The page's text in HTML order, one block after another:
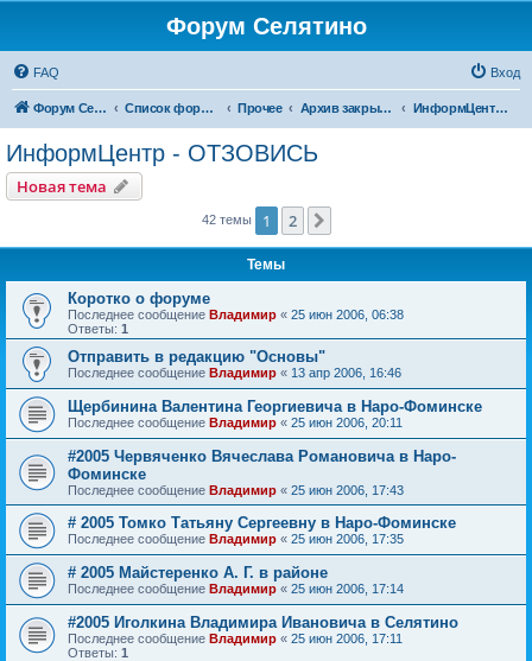
Форум Селятино
FAQ Вход
Форум Селятино Список форумов Прочее Архив закрытых тем ИнформЦентр - ОТЗОВИСЬ
ИнформЦентр - ОТЗОВИСЬ
Новая тема
42 темы 1 2
Темы
Коротко о форуме
Последнее сообщение Владимир « 25 июн 2006, 06:38
Ответы: 1
Отправить в редакцию "Основы"
Последнее сообщение Владимир « 13 апр 2006, 16:46
Щербинина Валентина Георгиевича в Наро-Фоминске
Последнее сообщение Владимир « 25 июн 2006, 20:11
#2005 Червяченко Вячеслава Романовича в Наро-
Фоминске
Последнее сообщение Владимир « 25 июн 2006, 17:43
# 2005 Томко Татьяну Сергеевну в Наро-Фоминске
Последнее сообщение Владимир « 25 июн 2006, 17:35
# 2005 Майстеренко А. Г. в районе
Последнее сообщение Владимир « 25 июн 2006, 17:14
#2005 Иголкина Владимира Ивановича в Селятино
Последнее сообщение Владимир « 25 июн 2006, 17:11
Ответы: 1